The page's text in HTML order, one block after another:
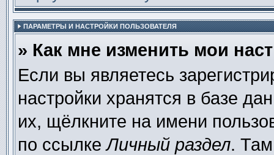
ПАРАМЕТРЫ И НАСТРОЙКИ ПОЛЬЗОВАТЕЛЯ
» Как мне изменить мои
Если вы являетесь
настройки хранятся в базе
их, щёлкните на имени
по ссылкеЛичный раздел.